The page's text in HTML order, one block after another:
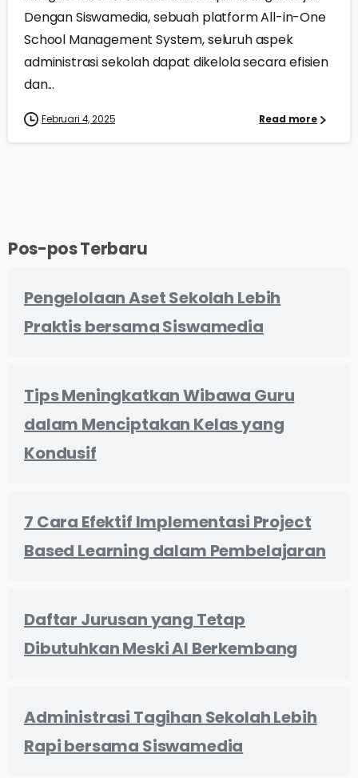
Dengan Siswamedia, sebuah platform All-in-One
School Management System, seluruh aspek
administrasi sekolah dapat dikelola secara efisien
dan...
Februari 4, 2025 Read more
Pos-pos Terbaru
Pengelolaan Aset Sekolah Lebih
Praktis bersama Siswamedia
Tips Meningkatkan Wibawa Guru
dalam Menciptakan Kelas yang
Kondusif
7 Cara Efektif Implementasi Project
Based Learning dalam Pembelajaran
Daftar Jurusan yang Tetap
Dibutuhkan Meski AI Berkembang
Administrasi Tagihan Sekolah Lebih
Rapi bersama Siswamedia